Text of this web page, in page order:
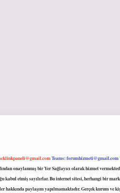
Teams:forumhizmeti@gmail.com
onaylanmış bir Yer Sağlayıcı olarak hizmet
etmiş sayılırlar. Bu internet sitesi, herhangi bir
paylaşım yapılmamaktadır. Gerçek kurum